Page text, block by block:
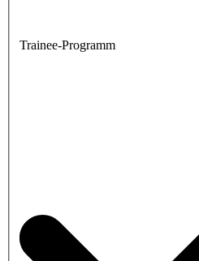
Trainee-Programm